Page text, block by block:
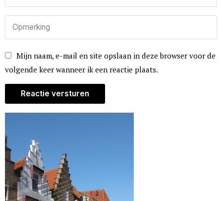
Mijn naam, e-mail en site opslaan in deze browser voor de
volgende keer wanneer ik een reactie plaats.